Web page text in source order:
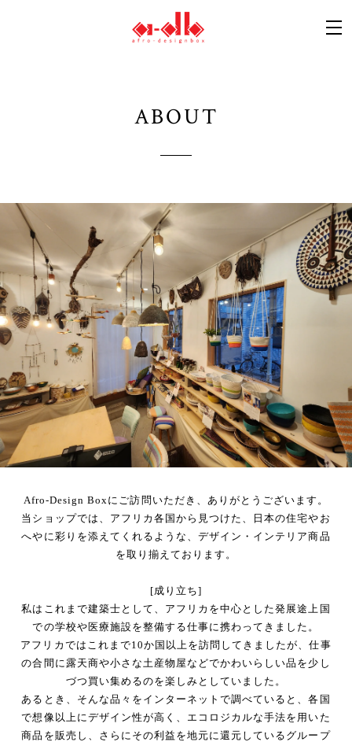
ABOUT
Afro-Design Boxにご訪問いただき、ありがとうございます。
当ショップでは、アフリカ各国から見つけた、日本の住宅やお
へやに彩りを添えてくれるような、デザイン・インテリア商品
を取り揃えております。
[成り立ち]
私はこれまで建築士として、アフリカを中心とした発展途上国
での学校や医療施設を整備する仕事に携わってきました。
アフリカではこれまで10か国以上を訪問してきましたが、仕事
の合間に露天商や小さな土産物屋などでかわいらしい品を少し
づつ買い集めるのを楽しみとしていました。
あるとき、そんな品々をインターネットで調べていると、各国
で想像以上にデザイン性が高く、エコロジカルな手法を用いた
商品を販売し、さらにその利益を地元に還元しているグループ